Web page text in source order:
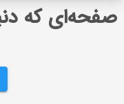
صفحه‌ای که